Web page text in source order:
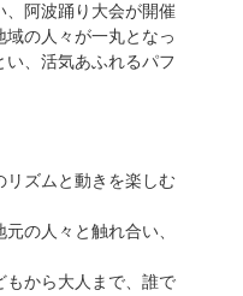
、阿波踊り大会が開催
の人々が一丸となっ
い、活気あふれるパフ
リズムと動きを楽しむ
の人々と触れ合い、
もから大人まで、誰で